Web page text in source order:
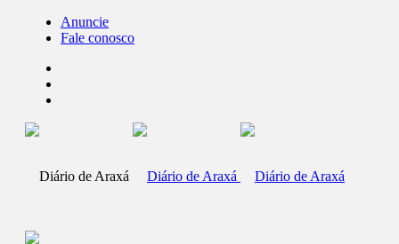
Anuncie
Fale conosco